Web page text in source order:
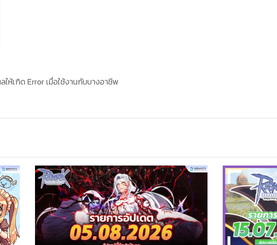
ห้เกิด Error เมื่อใช้งานกับบางอาชีพ